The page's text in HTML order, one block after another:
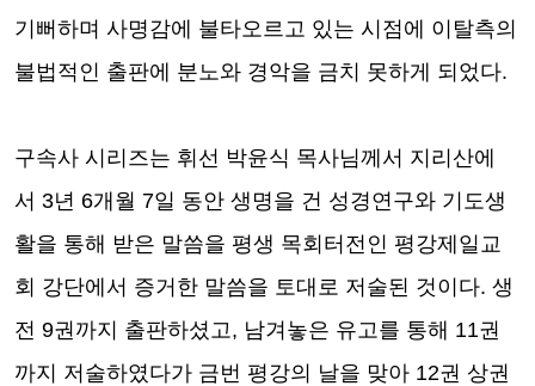
기뻐하며 사명감에 불타오르고 있는 시점에 이탈측의
불법적인 출판에 분노와 경악을 금치 못하게 되었다.
구속사 시리즈는 휘선 박윤식 목사님께서 지리산에
서 3년 6개월 7일 동안 생명을 건 성경연구와 기도생
활을 통해 받은 말씀을 평생 목회터전인 평강제일교
회 강단에서 증거한 말씀을 토대로 저술된 것이다. 생
전 9권까지 출판하셨고, 남겨놓은 유고를 통해 11권
까지 저술하였다가 금번 평강의 날을 맞아 12권 상권